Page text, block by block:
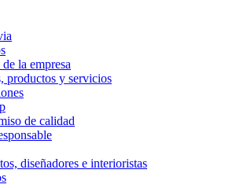
la empresa
productos y servicios
de calidad
diseñadores e interioristas